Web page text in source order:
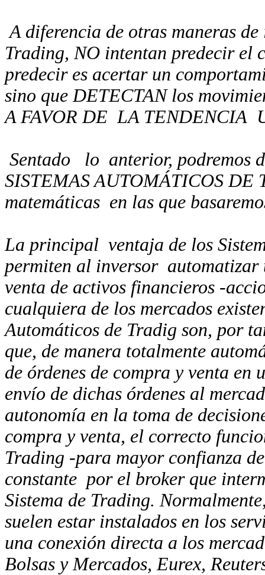
A diferencia de otras maneras
Trading, NO intentan predecir el
predecir es acertar un
sino que DETECTAN los
A FAVOR DE LA TENDENCIA
Sentado lo anterior, podremos
SISTEMAS AUTOMÁTICOS DE
matemáticas en las que
La principal ventaja de los
permiten al inversor automatizar
venta de activos financieros -
cualquiera de los mercados
Automáticos de Tradig son, por
que, de manera totalmente
de órdenes de compra y venta en
envío de dichas órdenes al
autonomía en la toma de
compra y venta, el correcto
Trading -para mayor confianza
constante por el broker que
Sistema de Trading.
suelen estar instalados en los
una conexión directa a los
Bolsas y Mercados, Eurex,